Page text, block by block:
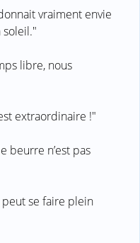
vraiment envie
libre, nous
extraordinaire !"
beurre n’est pas
se faire plein